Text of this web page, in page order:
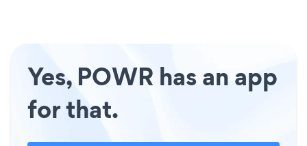
Yes, POWR has an app
for that.